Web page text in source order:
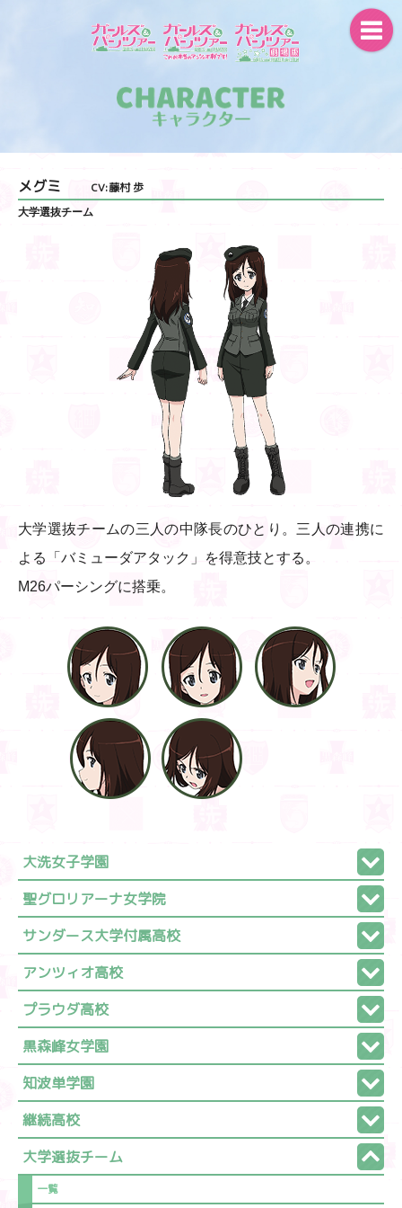
メグミ CV:藤村 歩
大学選抜チーム
大学選抜チームの三人の中隊長のひとり。三人の連携に
よる「バミューダアタック」を得意技とする。
M26パーシングに搭乗。
大洗女子学園
聖グロリアーナ女学院
サンダース大学付属高校
アンツィオ高校
プラウダ高校
黒森峰女学園
知波単学園
継続高校
大学選抜チーム
一覧